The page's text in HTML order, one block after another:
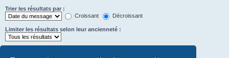
Trier les résultats par :
Croissant
Décroissant
Limiter les résultats selon leur ancienneté :